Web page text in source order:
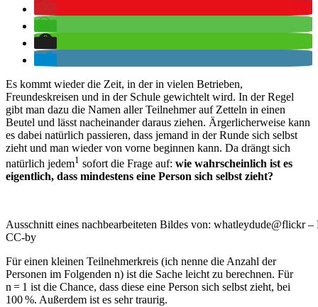
Es kommt wieder die Zeit, in der in vielen Betrieben,
Freundeskreisen und in der Schule gewichtelt wird. In der Regel
gibt man dazu die Namen aller Teilnehmer auf Zetteln in einen
Beutel und lässt nacheinander daraus ziehen. Ärgerlicherweise kann
es dabei natürlich passieren, dass jemand in der Runde sich selbst
zieht und man wieder von vorne beginnen kann. Da drängt sich
natürlich jedem1 sofort die Frage auf: wie wahrscheinlich ist es
eigentlich, dass mindestens eine Person sich selbst zieht?
Ausschnitt eines nachbearbeiteten Bildes von: whatleydude@flickr –
CC-by
Für einen kleinen Teilnehmerkreis (ich nenne die Anzahl der
Personen im Folgenden n) ist die Sache leicht zu berechnen. Für
n = 1 ist die Chance, dass diese eine Person sich selbst zieht, bei
100 %. Außerdem ist es sehr traurig.